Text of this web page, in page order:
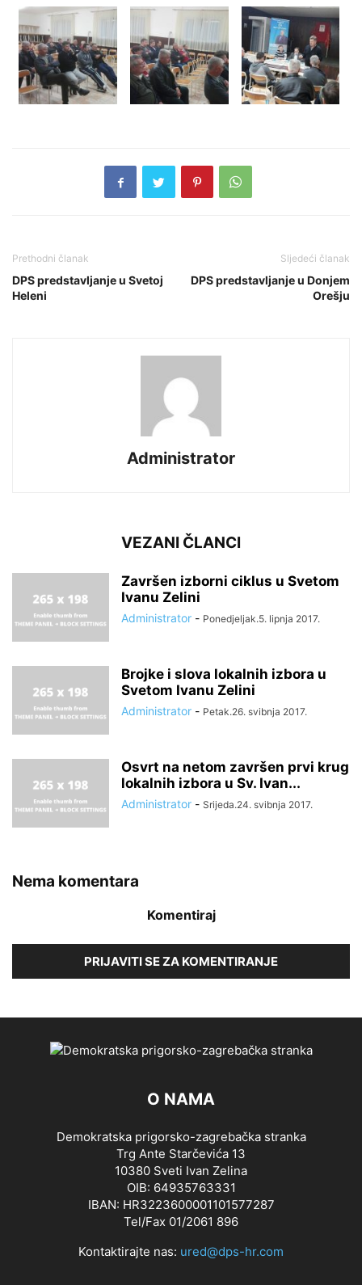
Prethodni članak
DPS predstavljanje u Svetoj
Heleni
Sljedeći članak
DPS predstavljanje u Donjem
Orešju
Administrator
VEZANI ČLANCI
Završen izborni ciklus u Svetom
Ivanu Zelini
Administrator - Ponedjeljak.5. lipnja 2017.
Brojke i slova lokalnih izbora u
Svetom Ivanu Zelini
Administrator - Petak.26. svibnja 2017.
Osvrt na netom završen prvi krug
lokalnih izbora u Sv. Ivan...
Administrator - Srijeda.24. svibnja 2017.
Nema komentara
Komentiraj
PRIJAVITI SE ZA KOMENTIRANJE
O NAMA
Demokratska prigorsko-zagrebačka stranka
Trg Ante Starčevića 13
10380 Sveti Ivan Zelina
OIB: 64935763331
IBAN: HR3223600001101577287
Tel/Fax 01/2061 896
Kontaktirajte nas: ured@dps-hr.com